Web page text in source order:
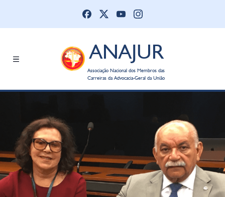
ANAJUR
Associação Nacional dos Membros das
Carreiras da Advocacia-Geral da União